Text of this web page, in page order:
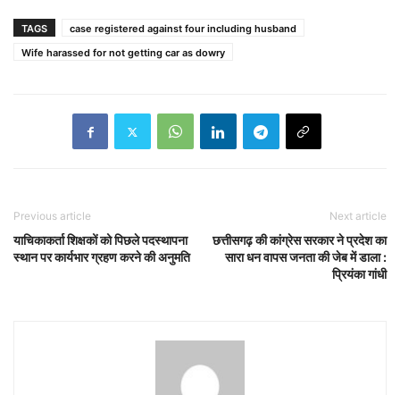
TAGS
case registered against four including husband
Wife harassed for not getting car as dowry
Previous article
याचिकाकर्ता शिक्षकों को पिछले पदस्थापना
स्थान पर कार्यभार ग्रहण करने की अनुमति
Next article
छत्तीसगढ़ की कांग्रेस सरकार ने प्रदेश का
सारा धन वापस जनता की जेब में डाला :
प्रियंका गांधी